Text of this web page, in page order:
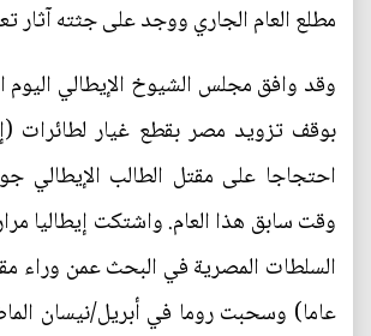
مطلع العام الجاري ووجد على جثته آثار
وقد وافق مجلس الشيوخ الإيطالي اليوم
احتجاجا على مقتل الطالب الإيطالي
وقت سابق هذا العام. واشتكت إيطاليا
عاما) وسحبت روما في أبريل/نيسان